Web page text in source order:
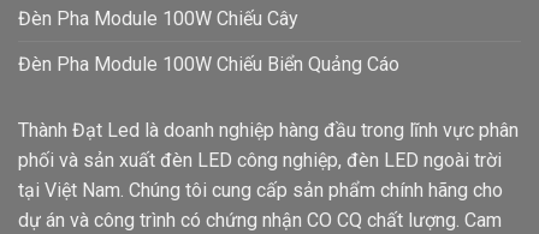
Đèn Pha Module 100W Chiếu Cây
Đèn Pha Module 100W Chiếu Biển Quảng Cáo
Thành Đạt Led là doanh nghiệp hàng đầu trong lĩnh vực phân
phối và sản xuất đèn LED công nghiệp, đèn LED ngoài trời
tại Việt Nam. Chúng tôi cung cấp sản phẩm chính hãng cho
dự án và công trình có chứng nhận CO CQ chất lượng. Cam